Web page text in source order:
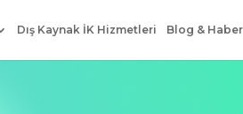
Dış Kaynak İK Hizmetleri Blog &